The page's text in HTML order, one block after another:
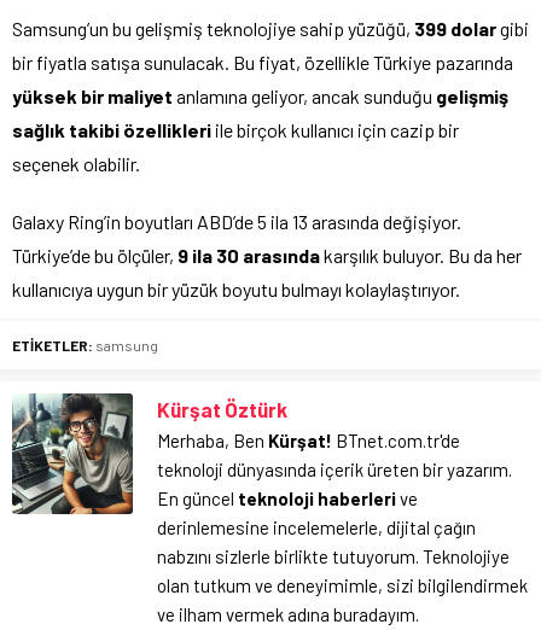
Samsung’un bu gelişmiş teknolojiye sahip yüzüğü, 399 dolargibi
bir fiyatla satışa sunulacak. Bu fiyat, özellikle Türkiye pazarında
yüksek bir maliyet anlamına geliyor, ancak sunduğu gelişmiş
sağlık takibi özellikleri ile birçok kullanıcı için cazip bir
seçenek olabilir.
Galaxy Ring’in boyutları ABD’de 5 ila 13 arasında değişiyor.
Türkiye’de bu ölçüler, 9 ila 30 arasındakarşılık buluyor. Bu da her
kullanıcıya uygun bir yüzük boyutu bulmayı kolaylaştırıyor.
ETİKETLER: samsung
Kürşat Öztürk
Merhaba, Ben Kürşat! BTnet.com.tr'de
teknoloji dünyasında içerik üreten bir yazarım.
En güncel teknoloji haberlerive
derinlemesine incelemelerle, dijital çağın
nabzını sizlerle birlikte tutuyorum. Teknolojiye
olan tutkum ve deneyimimle, sizi bilgilendirmek
ve ilham vermek adına buradayım.